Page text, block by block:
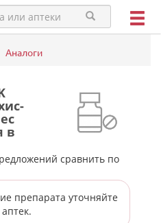
Аналоги
в
сравнить по
препарата уточняйте